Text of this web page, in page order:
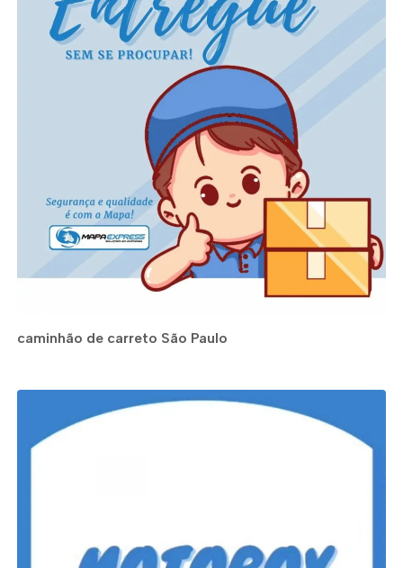
caminhão de carreto São Paulo